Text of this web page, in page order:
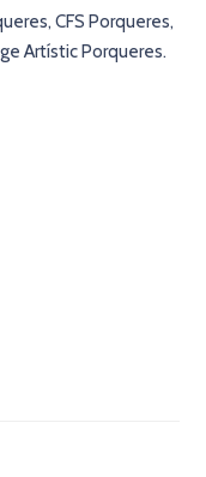
CFS Porqueres,
Artístic Porqueres.